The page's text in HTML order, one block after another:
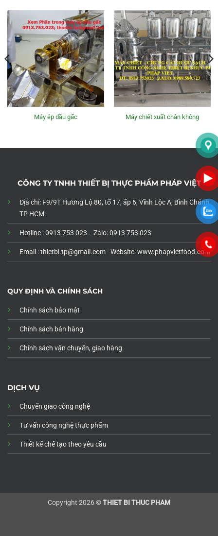
Máy ép dầu gấc Máy chiết xuất chân không
CÔNG TY TNHH THIẾT BỊ THỰC PHẨM PHÁP VIỆT
Địa chỉ: F9/9T Hương Lộ 80, tổ 17, ấp 6, Vĩnh Lộc A, Bình Chánh,
TP HCM.
Hotline : 0913 753 023 - Zalo: 0913 753 023
Email : thietbi.tp@gmail.com -Website: www.phapvietfood.com
QUY ĐỊNH VÀ CHÍNH SÁCH
Chính sách bảo mật
Chính sách bán hàng
Chính sách vận chuyển, giao hàng
DỊCH VỤ
Chuyển giao công nghệ
Tư vấn công nghệ thực phẩm
Thiết kế chế tạo theo yêu cầu
Copyright 2026 ©THIET BI THUC PHAM